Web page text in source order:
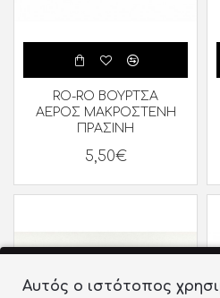
RO-RO ΒΟΥΡΤΣΑ
ΑΕΡΟΣ ΜΑΚΡΟΣΤΕΝΗ
ΠΡΑΣΙΝΗ
5,50€
Αυτός ο ιστότοπος